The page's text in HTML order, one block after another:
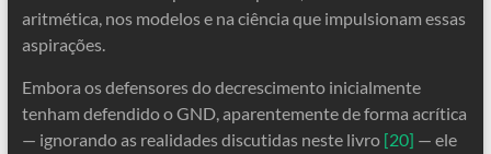
aritmética, nos modelos e na ciência que impulsionam essas
aspirações.
Embora os defensores do decrescimento inicialmente
tenham defendido o GND, aparentemente de forma acrítica
— ignorando as realidades discutidas neste livro [20] — ele